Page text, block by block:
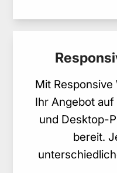
Mit
Ihr Angebot auf
und Desktop-
bereit.